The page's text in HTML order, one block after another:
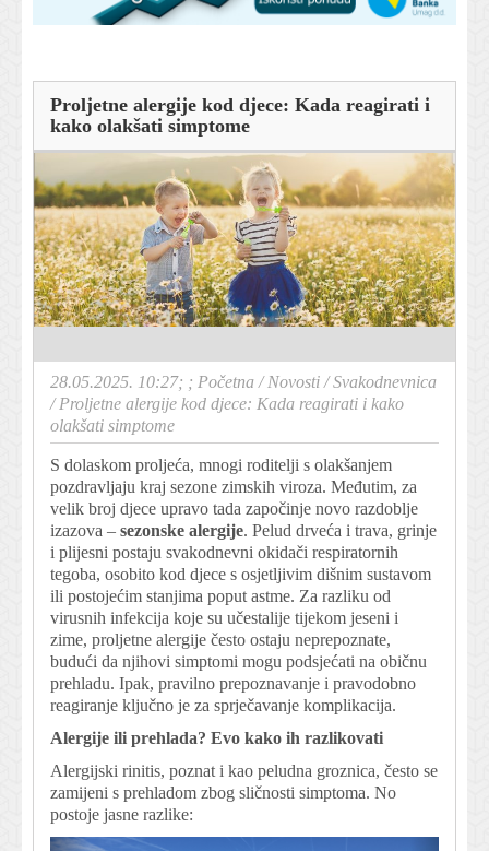
Proljetne alergije kod djece: Kada reagirati i
kako olakšati simptome
28.05.2025. 10:27; ; Početna /Novosti /Svakodnevnica
/Proljetne alergije kod djece: Kada reagirati i kako
olakšati simptome
S dolaskom proljeća, mnogi roditelji s olakšanjem
pozdravljaju kraj sezone zimskih viroza. Međutim, za
velik broj djece upravo tada započinje novo razdoblje
izazova – sezonske alergije. Pelud drveća i trava, grinje
i plijesni postaju svakodnevni okidači respiratornih
tegoba, osobito kod djece s osjetljivim dišnim sustavom
ili postojećim stanjima poput astme. Za razliku od
virusnih infekcija koje su učestalije tijekom jeseni i
zime, proljetne alergije često ostaju neprepoznate,
budući da njihovi simptomi mogu podsjećati na običnu
prehladu. Ipak, pravilno prepoznavanje i pravodobno
reagiranje ključno je za sprječavanje komplikacija.
Alergije ili prehlada? Evo kako ih razlikovati
Alergijski rinitis, poznat i kao peludna groznica, često se
zamijeni s prehladom zbog sličnosti simptoma. No
postoje jasne razlike: